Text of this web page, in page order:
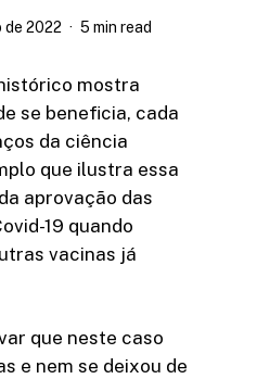
de 2022 5 min read
mostra
se beneficia, cada
da ciência
que ilustra essa
aprovação das
19 quando
vacinas já
que neste caso
e nem se deixou de